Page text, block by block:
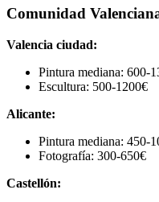
Comunidad
Valencia ciudad:
Pintura mediana: 600-
Escultura: 500-1200€
Alicante:
Pintura mediana: 450-
Fotografía: 300-650€
Castellón: